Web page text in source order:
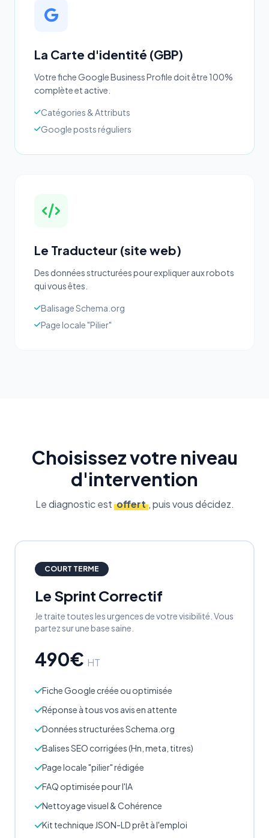
La Carte d'identité (GBP)
Votre fiche Google Business Profile doit être 100%
complète et active.
Catégories & Attributs
Google posts réguliers
Le Traducteur (site web)
Des données structurées pour expliquer aux robots
qui vous êtes.
Balisage Schema.org
Page locale "Pilier"
Choisissez votre niveau
d'intervention
Le diagnostic est offert, puis vous décidez.
COURT TERME
Le Sprint Correctif
Je traite toutes les urgences de votre visibilité. Vous
partez sur une base saine.
490€ HT
Fiche Google créée ou optimisée
Réponse à tous vos avis en attente
Données structurées Schema.org
Balises SEO corrigées (Hn, meta, titres)
Page locale "pilier" rédigée
FAQ optimisée pour l'IA
Nettoyage visuel & Cohérence
Kit technique JSON-LD prêt à l'emploi